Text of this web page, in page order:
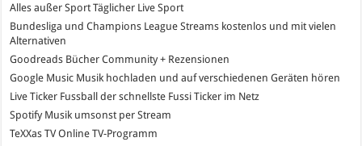
Alles außer Sport Täglicher Live Sport
Bundesliga und Champions League Streams kostenlos und mit vielen
Alternativen
Goodreads Bücher Community + Rezensionen
Google Music Musik hochladen und auf verschiedenen Geräten hören
Live Ticker Fussball der schnellste Fussi Ticker im Netz
SpotifyMusik umsonst per Stream
TeXXas TVOnline TV-Programm